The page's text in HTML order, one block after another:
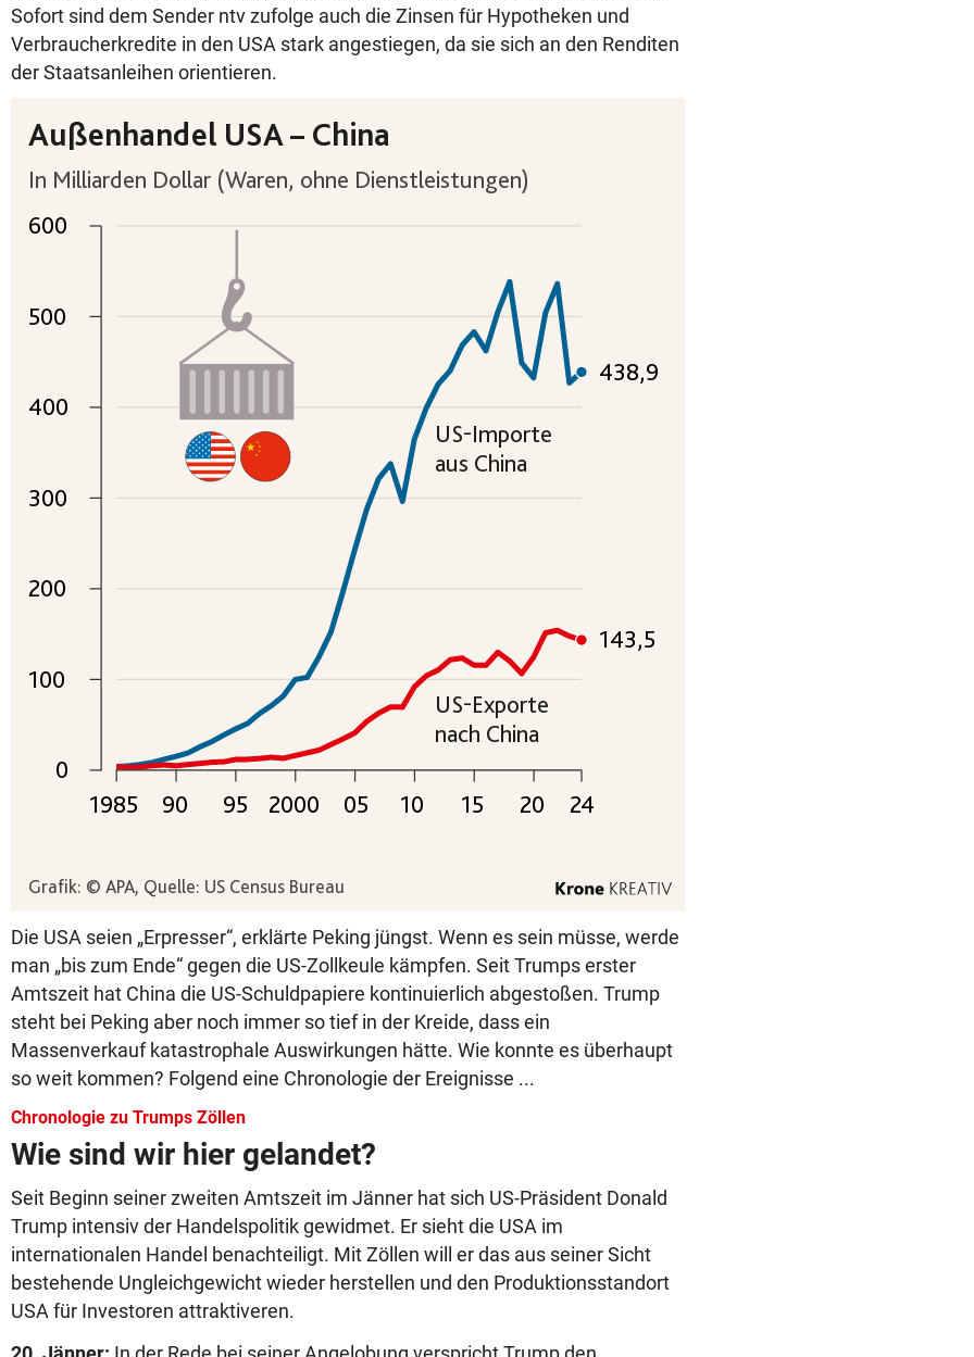
Sofort sind dem Sender ntv zufolge auch die Zinsen für Hypotheken und
Verbraucherkredite in den USA stark angestiegen, da sie sich an den Renditen
der Staatsanleihen orientieren.
Die USA seien „Erpresser“, erklärte Peking jüngst. Wenn es sein müsse, werde
man „bis zum Ende“ gegen die US-Zollkeule kämpfen. Seit Trumps erster
Amtszeit hat China die US-Schuldpapiere kontinuierlich abgestoßen. Trump
steht bei Peking aber noch immer so tief in der Kreide, dass ein
Massenverkauf katastrophale Auswirkungen hätte. Wie konnte es überhaupt
so weit kommen? Folgend eine Chronologie der Ereignisse ...
Chronologie zu Trumps Zöllen
Wie sind wir hier gelandet?
Seit Beginn seiner zweiten Amtszeit im Jänner hat sich US-Präsident Donald
Trump intensiv der Handelspolitik gewidmet. Er sieht die USA im
internationalen Handel benachteiligt. Mit Zöllen will er das aus seiner Sicht
bestehende Ungleichgewicht wieder herstellen und den Produktionsstandort
USA für Investoren attraktiveren.